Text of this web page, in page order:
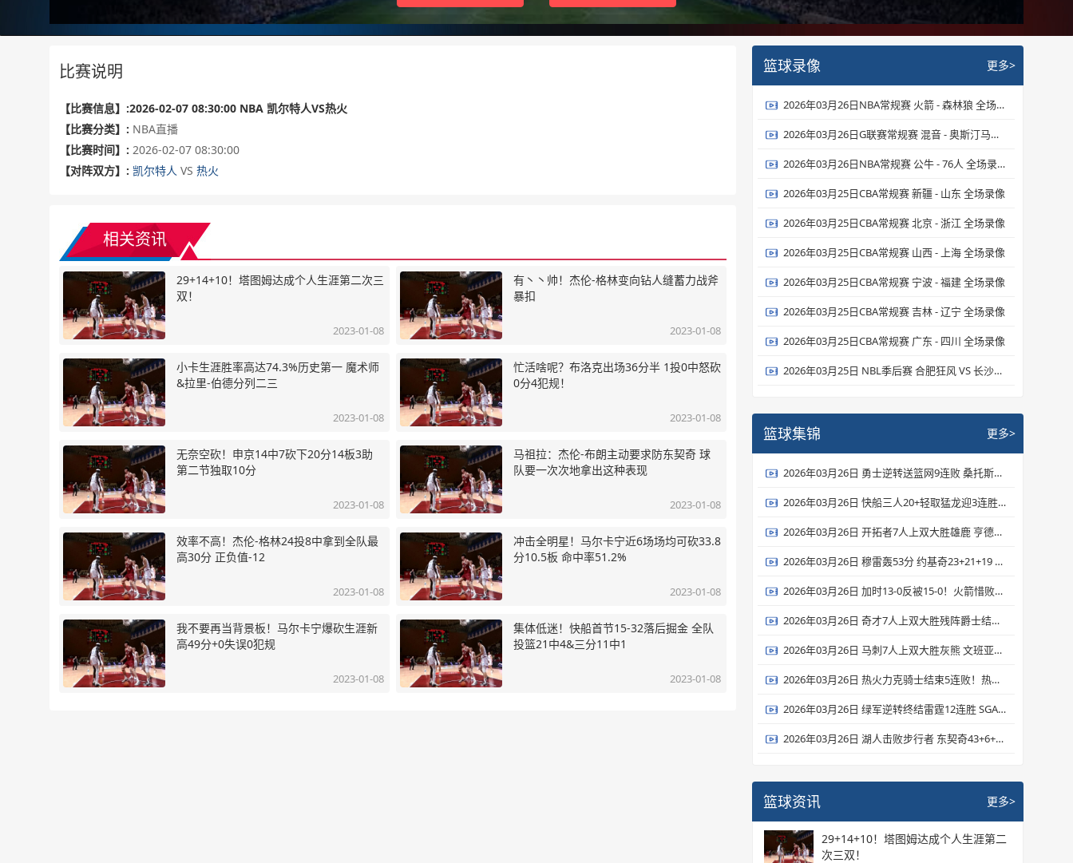
比赛说明
【比赛信息】:2026-02-07 08:30:00 NBA 凯尔特人VS热火
【比赛分类】: NBA直播
【比赛时间】: 2026-02-07 08:30:00
【对阵双方】: 凯尔特人 VS 热火
相关资讯
29+14+10！塔图姆达成个人生涯第二次三
双！
2023-01-08
有丶丶帅！杰伦-格林变向钻人缝蓄力战斧
暴扣
2023-01-08
小卡生涯胜率高达74.3%历史第一 魔术师
&拉里-伯德分列二三
2023-01-08
忙活啥呢？布洛克出场36分半 1投0中怒砍
0分4犯规！
2023-01-08
无奈空砍！申京14中7砍下20分14板3助
第二节独取10分
2023-01-08
马祖拉：杰伦-布朗主动要求防东契奇 球
队要一次次地拿出这种表现
2023-01-08
效率不高！杰伦-格林24投8中拿到全队最
高30分 正负值-12
2023-01-08
冲击全明星！马尔卡宁近6场场均可砍33.8
分10.5板 命中率51.2%
2023-01-08
我不要再当背景板！马尔卡宁爆砍生涯新
高49分+0失误0犯规
2023-01-08
集体低迷！快船首节15-32落后掘金 全队
投篮21中4&三分11中1
2023-01-08
篮球录像 更多>
2026年03月26日NBA常规赛 火箭 - 森林狼 全场录像
2026年03月26日G联赛常规赛 混音 - 奥斯汀马刺 全场录像
2026年03月26日NBA常规赛 公牛 - 76人 全场录像
2026年03月25日CBA常规赛 新疆 - 山东 全场录像
2026年03月25日CBA常规赛 北京 - 浙江 全场录像
2026年03月25日CBA常规赛 山西 - 上海 全场录像
2026年03月25日CBA常规赛 宁波 - 福建 全场录像
2026年03月25日CBA常规赛 吉林 - 辽宁 全场录像
2026年03月25日CBA常规赛 广东 - 四川 全场录像
2026年03月25日 NBL季后赛 合肥狂风 VS 长沙勇胜 全场录像
篮球集锦 更多>
2026年03月26日 勇士逆转送篮网9连败 桑托斯新高31分 波杰姆22+6 扎威19+6
2026年03月26日 快船三人20+轻取猛龙迎3连胜 伦纳德27+6 加兰24+6 莺哥18+6
2026年03月26日 开拓者7人上双大胜雄鹿 亨德森23分 罗林斯生涯新高36分
2026年03月26日 穆雷轰53分 约基奇23+21+19 掘金力克独行侠 弗拉格26+7+7
2026年03月26日 加时13-0反被15-0！火箭惜败森林狼 杜兰特22中9&丢绝平罚球
2026年03月26日 奇才7人上双大胜残阵爵士结束16连败 里斯26+17 贝利19投15分
2026年03月26日 马刺7人上双大胜灰熊 文班亚马19+15+3断7帽 卡斯尔15+9
2026年03月26日 热火力克骑士结束5连败！热巴17+10+7 多诺万·米切尔28+6
2026年03月26日 绿军逆转终结雷霆12连胜 SGA连续133场20+ 杰伦·布朗31+8+8
2026年03月26日 湖人击败步行者 东契奇43+6+7 詹姆斯23+9+9 海斯21+10
篮球资讯 更多>
29+14+10！塔图姆达成个人生涯第二
次三双！